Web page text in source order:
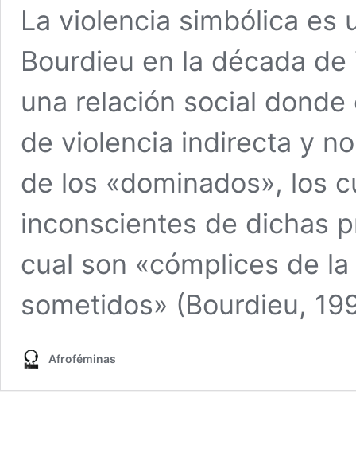
La violencia simbólica es
Bourdieu en la década
una relación social
de violencia indirecta y
de los «dominados», los
inconscientes de dichas
cual son «cómplices de
sometidos» (Bourdieu,
Afroféminas